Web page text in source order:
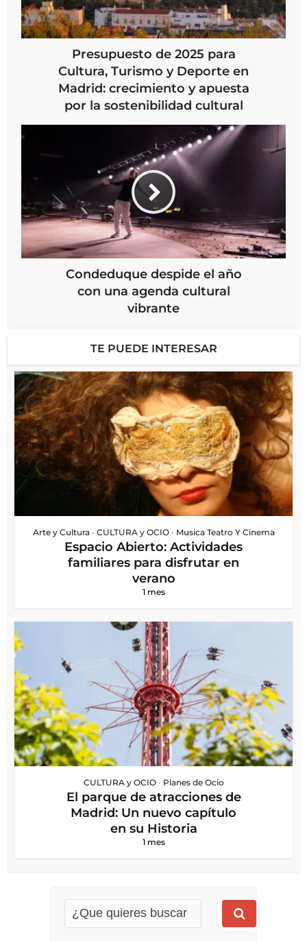
Presupuesto de 2025 para
Cultura, Turismo y Deporte en
Madrid: crecimiento y apuesta
por la sostenibilidad cultural
Condeduque despide el año
con una agenda cultural
vibrante
TE PUEDE INTERESAR
Arte y Cultura • CULTURA y OCIO • Musica Teatro Y Cinema
Espacio Abierto: Actividades
familiares para disfrutar en
verano
1 mes
CULTURA y OCIO • Planes de Ocio
El parque de atracciones de
Madrid: Un nuevo capítulo
en su Historia
1 mes